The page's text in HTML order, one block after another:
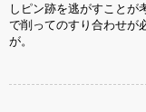
しピン跡を逃がすことが
で削ってのすり合わせが
が。